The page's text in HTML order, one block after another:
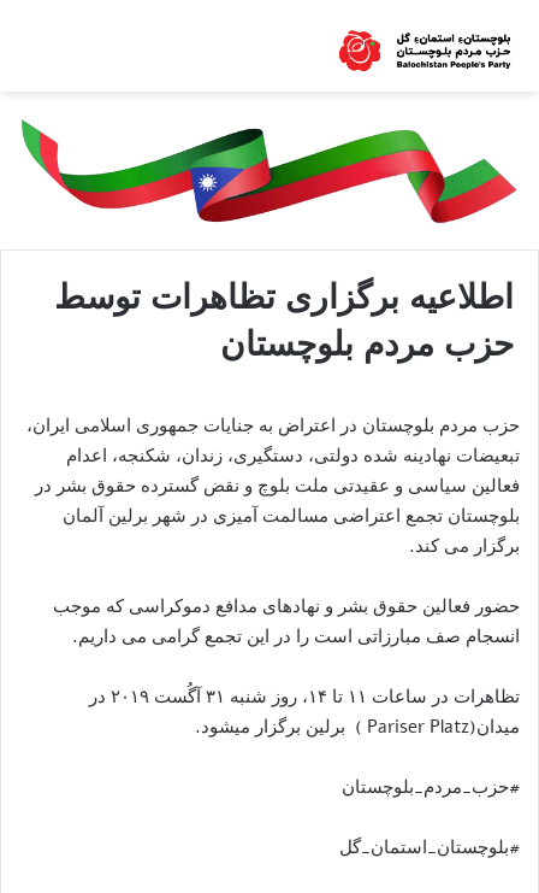
اطلاعیه برگزاری تظاهرات توسط
حزب مردم بلوچستان
حزب مردم بلوچستان در اعتراض به جنایات جمهوری اسلامی ایران،
تبعیضات نهادینه شده دولتی، دستگیری، زندان، شکنجه، اعدام
فعالین سیاسی و عقیدتی ملت بلوچ و نقض گسترده حقوق بشر در
بلوچستان تجمع اعتراضی مسالمت آمیزی در شهر برلین آلمان
برگزار می کند.
حضور فعالین حقوق بشر و نهادهای مدافع دموکراسی که موجب
انسجام صف مبارزاتی است را در این تجمع گرامی می داریم.
تظاھرات در ساعات ۱۱ تا ۱۴، روز شنبه ۳۱ آگُست ۲۰۱۹ در
میدان(Pariser Platz ) برلین برگزار میشود.
#حزب_مردم_بلوچستان
#بلوچستان_استمان_گل